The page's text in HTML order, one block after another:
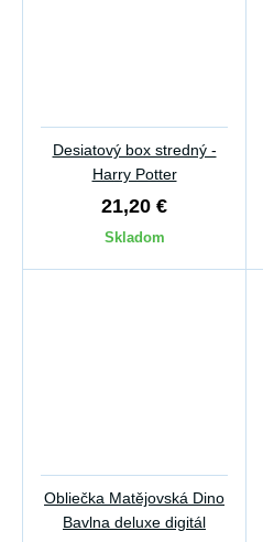
Desiatový box stredný -
Harry Potter
21,20 €
Skladom
Obliečka Matějovská Dino
Bavlna deluxe digitál